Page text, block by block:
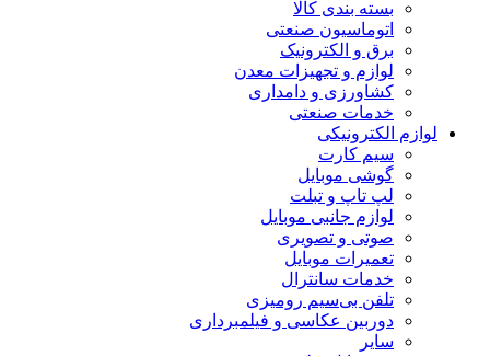
بسته بندی کالا
اتوماسیون صنعتی
برق و الکترونیک
لوازم و تجهیزات معدن
کشاورزی و دامداری
خدمات صنعتی
لوازم الکترونیکی
سیم کارت
گوشی موبایل
لپ تاپ و تبلت
لوازم جانبی موبایل
صوتی و تصویری
تعمیرات موبایل
خدمات سانترال
تلفن بی‌سیم رومیزی
دوربین عکاسی و فیلمبرداری
سایر